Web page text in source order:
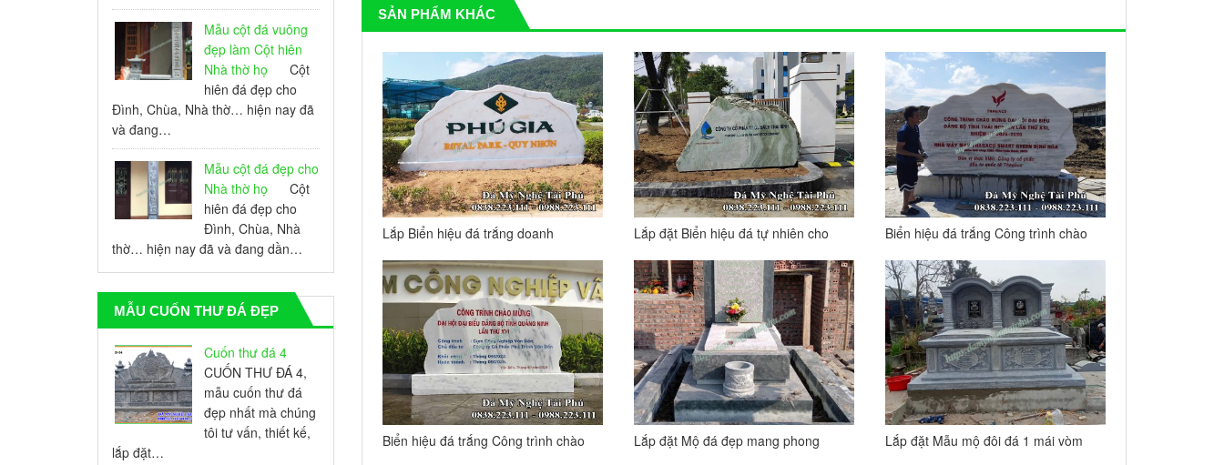
SẢN PHẨM KHÁC
Lắp Biển hiệu đá trắng doanh
Lắp đặt Biển hiệu đá tự nhiên cho
Biển hiệu đá trắng Công trình chào
Thái Nguyên lần 21 nhiệm kỳ 2025-
2030
Biển hiệu đá trắng Công trình chào
Lắp đặt Mộ đá đẹp mang phong
Lắp đặt Mẫu mộ đôi đá 1 mái vòm
Mẫu cột đá vuông
đẹp làm Cột hiên
Nhà thờ họ Cột
hiên đá đẹp cho
Đình, Chùa, Nhà thờ… hiện nay đã
và đang…
Mẫu cột đá đẹp cho
Nhà thờ họ Cột
hiên đá đẹp cho
Đình, Chùa, Nhà
thờ… hiện nay đã và đang dần…
MẪU CUỐN THƯ ĐÁ ĐẸP
Cuốn thư đá 4
CUỐN THƯ ĐÁ 4,
mẫu cuốn thư đá
đẹp nhất mà chúng
tôi tư vấn, thiết kế,
lắp đặt…